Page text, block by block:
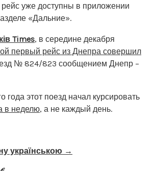
уже доступны в приложении
«Дальние».
Times, в середине декабря
первый рейс из Днепра совершил
№ 824/823 сообщением Днепр –
года этот поезд начал курсировать
в неделю, а не каждый день.
українською →